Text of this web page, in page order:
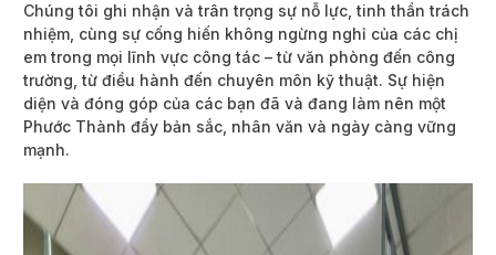
Chúng tôi ghi nhận và trân trọng sự nỗ lực, tinh thần trách
nhiệm, cùng sự cống hiến không ngừng nghỉ của các chị
em trong mọi lĩnh vực công tác – từ văn phòng đến công
trường, từ điều hành đến chuyên môn kỹ thuật. Sự hiện
diện và đóng góp của các bạn đã và đang làm nên một
Phước Thành đầy bản sắc, nhân văn và ngày càng vững
mạnh.